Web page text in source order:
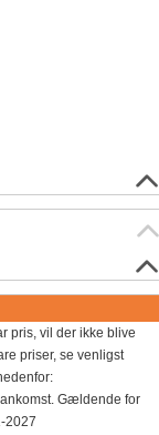
pris, vil der ikke blive
priser, se venligst
Gældende for
2027